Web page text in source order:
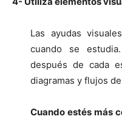
Las ayudas
cuando se
después de cada
diagramas y flujos
Cuando estés más